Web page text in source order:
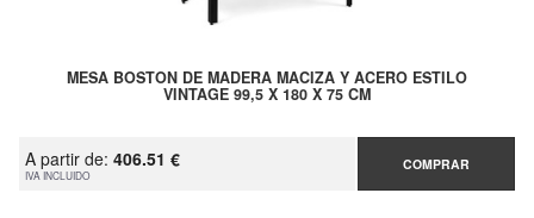
MESA BOSTON DE MADERA MACIZA Y ACERO ESTILO
VINTAGE 99,5 X 180 X 75 CM
A partir de: 406.51 €
IVA INCLUIDO
COMPRAR